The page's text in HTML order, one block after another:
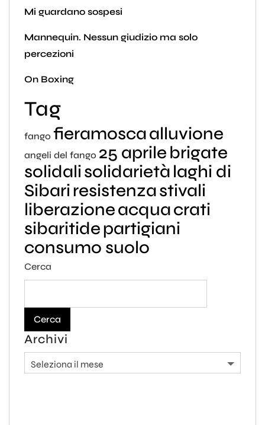
Mi guardano sospesi
Mannequin. Nessun giudizio ma solo
percezioni
On Boxing
Tag
fango fieramoscaalluvione
angeli del fango 25 aprile brigate
solidalisolidarietà laghi di
Sibariresistenzastivali
liberazioneacquacrati
sibaritidepartigiani
consumo suolo
Cerca
Cerca
Archivi